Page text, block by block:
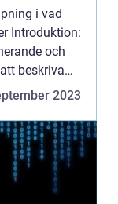
i vad
Introduktion:
och
beskriva
och 2023